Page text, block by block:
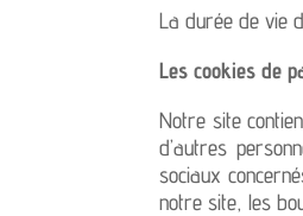
La durée de vie
Les cookies de
Notre site
d’autres
sociaux
notre site, les